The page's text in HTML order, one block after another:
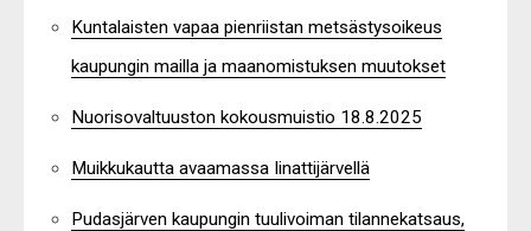
Kuntalaisten vapaa pienriistan metsästysoikeus
kaupungin mailla ja maanomistuksen muutokset
Nuorisovaltuuston kokousmuistio 18.8.2025
Muikkukautta avaamassa Iinattijärvellä
Pudasjärven kaupungin tuulivoiman tilannekatsaus,